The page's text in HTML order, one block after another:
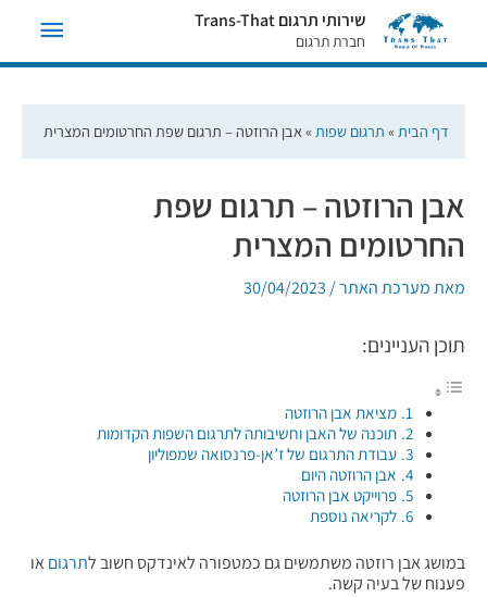
שירותי תרגום Trans-That
חברת תרגום
ראשי
דף הבית » תרגום שפות »אבן הרוזטה – תרגום שפת החרטומים המצרית
אבן הרוזטה – תרגום שפת
החרטומים המצרית
מאתמערכת האתר/
30/04/2023
תוכן העניינים:
מציאת אבן הרוזטה
תוכנה של האבן וחשיבותה לתרגום השפות הקדומות
עבודת התרגום של ז’אן-פרנסואה שמפוליון
אבן הרוזטה היום
פרוייקט אבן הרוזטה
לקריאה נוספת
במושג אבן רוזטה משתמשים גם כמטפורה לאינדקס חשוב לתרגום או
פענוח של בעיה קשה.